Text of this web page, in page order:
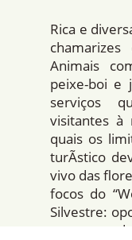
Rica e
Animais
peixe-boi e
serviços
visitantes à
quais os
turÃ­stico
vivo das
focos do
Silvestre:
acontece